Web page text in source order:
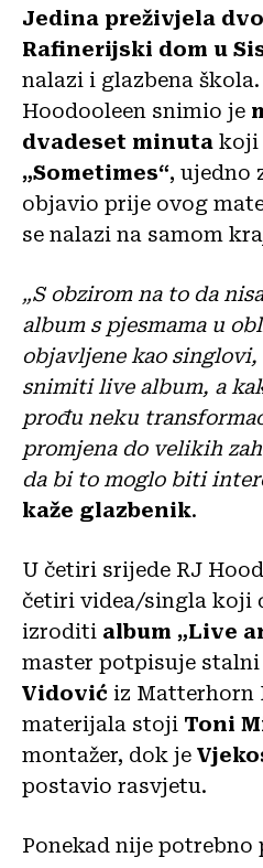
Jedina preživjela
Rafinerijski dom u
nalazi i glazbena
Hoodooleen snimio je
dvadeset minuta koji
„Sometimes“, ujedno
objavio prije ovog
se nalazi na samom
„S obzirom na to da
album s pjesmama u
objavljene kao singlovi,
snimiti live album, a
prođu neku
promjena do velikih
da bi to moglo biti
kaže glazbenik.
U četiri srijede RJ
četiri videa/singla koji
izroditi album „Live
master potpisuje
Vidović iz Matterhorn
materijala stoji Toni
montažer, dok je
postavio rasvjetu.
Ponekad nije potrebno